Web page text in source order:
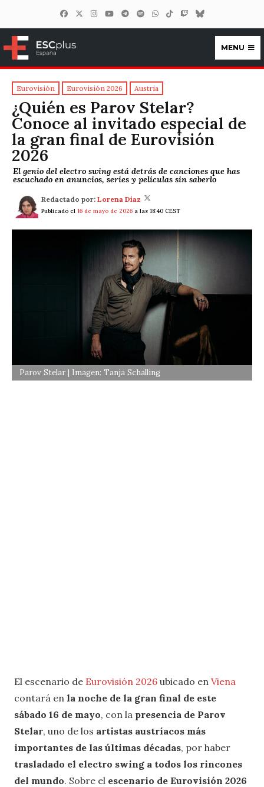
ESCplus España
MENU
Eurovisión Eurovisión 2026 Austria
¿Quién es Parov Stelar?
Conoce al invitado especial de
la gran final de Eurovisión
2026
El genio del electro swing está detrás de canciones que has
escuchado en anuncios, series y películas sin saberlo
Redactado por: Lorena Díaz
Publicado el 16 de mayo de 2026 a las 18:40 CEST
Parov Stelar | Imagen: Tanja Schalling
El escenario de Eurovisión 2026 ubicado en Viena
contará en la noche de la gran final de este
sábado 16 de mayo, con la presencia de Parov
Stelar, uno de los artistas austríacos más
importantes de las últimas décadas, por haber
trasladado el electro swing a todos los rincones
del mundo. Sobre el escenario de Eurovisión 2026